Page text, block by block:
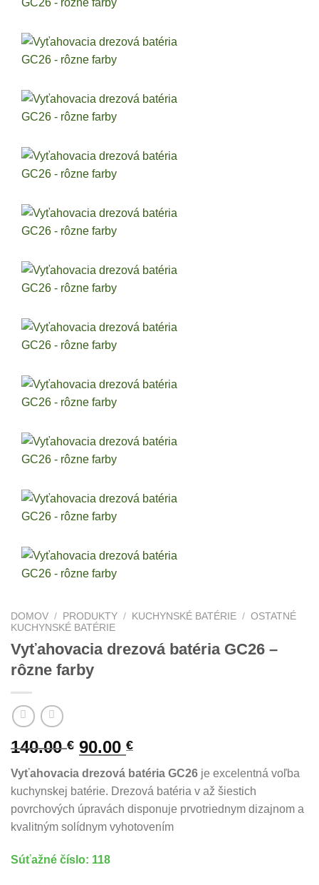
DOMOV / PRODUKTY / KUCHYNSKÉ BATÉRIE / OSTATNÉ
KUCHYNSKÉ BATÉRIE
Vyťahovacia drezová batéria GC26 –
rôzne farby
140.00€ Original
was:
140.00 €.
90.00 €Current
price
is:
90.00 €.
Vyťahovacia drezová batéria GC26 je excelentná voľba
kuchynskej batérie. Drezová batéria v až šiestich
povrchových úpravách disponuje prvotriednym dizajnom a
kvalitným solídnym vyhotovením
Súťažné číslo: 118